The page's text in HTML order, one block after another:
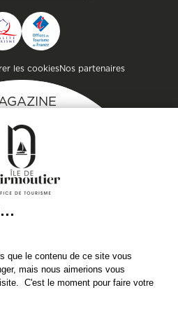
les cookiesNos partenaires
vous et
votre séjour
de Noirmoutier !
L'OFFICE DE
TOURISME